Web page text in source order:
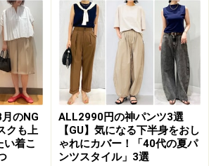
イト、オリーブ、パープル、ブラッ
ごとに雰囲気が異なるので、色違い
テムです。
エットでいろんな着まわしが
月のNG
クも上
い着こ
ALL2990円の神パンツ3選
【GU】気になる下半身をおし
ゃれにカバー！「40代の夏パ
ンツスタイル」3選